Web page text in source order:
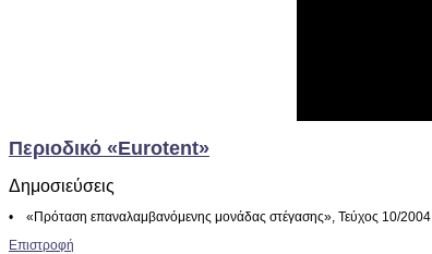
Περιοδικό «Eurotent»
Δημοσιεύσεις
• «Πρόταση επαναλαμβανόμενης μονάδας στέγασης», Τεύχος 10/2004
Επιστροφή